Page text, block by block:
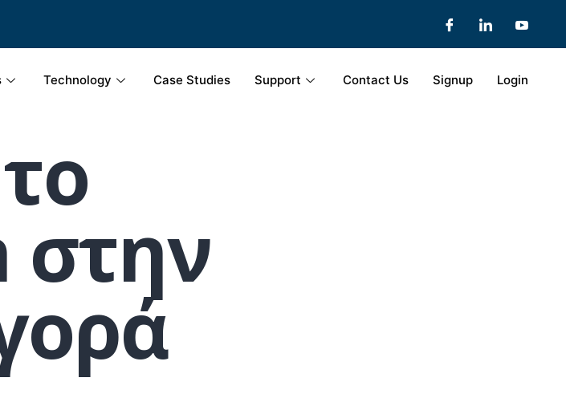
Technology Case Studies Support Contact Us Signup Login